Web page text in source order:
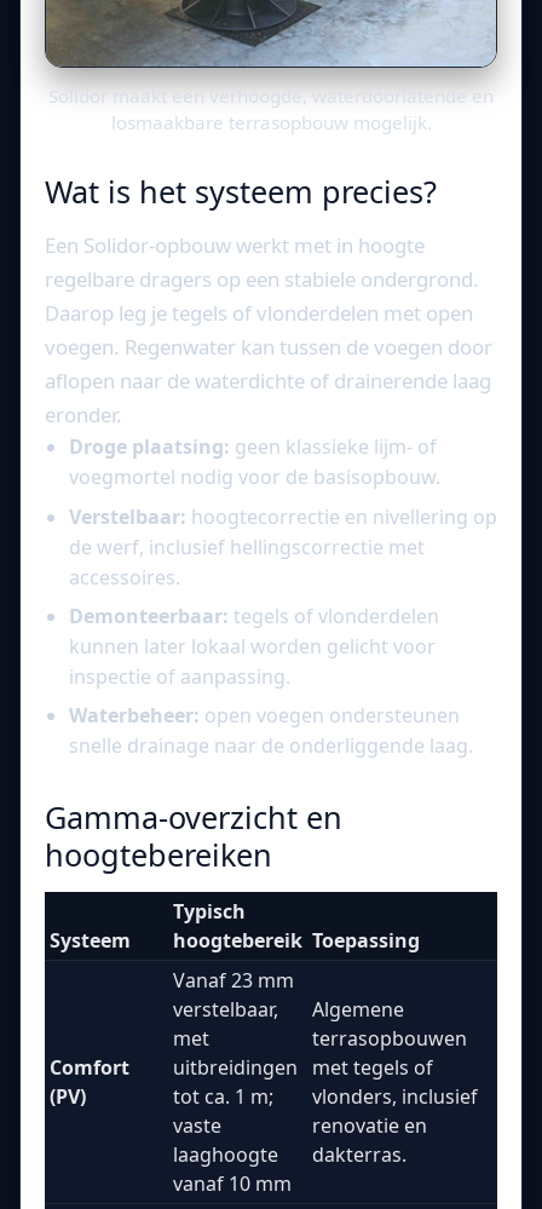
Solidor maakt een verhoogde, waterdoorlatende en
losmaakbare terrasopbouw mogelijk.
Wat is het systeem precies?
Een Solidor-opbouw werkt met in hoogte
regelbare dragers op een stabiele ondergrond.
Daarop leg je tegels of vlonderdelen met open
voegen. Regenwater kan tussen de voegen door
aflopen naar de waterdichte of drainerende laag
eronder.
Droge plaatsing: geen klassieke lijm- of
voegmortel nodig voor de basisopbouw.
Verstelbaar: hoogtecorrectie en nivellering op
de werf, inclusief hellingscorrectie met
accessoires.
Demonteerbaar: tegels of vlonderdelen
kunnen later lokaal worden gelicht voor
inspectie of aanpassing.
Waterbeheer: open voegen ondersteunen
snelle drainage naar de onderliggende laag.
Gamma-overzicht en
hoogtebereiken
Systeem
Typisch
hoogtebereik Toepassing
Comfort
(PV)
Vanaf 23 mm
verstelbaar,
met
uitbreidingen
tot ca. 1 m;
vaste
laaghoogte
vanaf 10 mm
Algemene
terrasopbouwen
met tegels of
vlonders, inclusief
renovatie en
dakterras.